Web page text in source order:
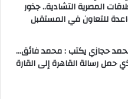
المصرية التشادية.. جذور
للتعاون في المستقبل
حجازي يكتب : محمد فائق…
حمل رسالة القاهرة إلى القارة